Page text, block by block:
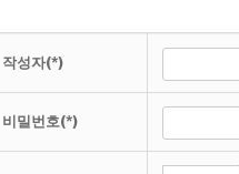
작성자(*)
비밀번호(*)